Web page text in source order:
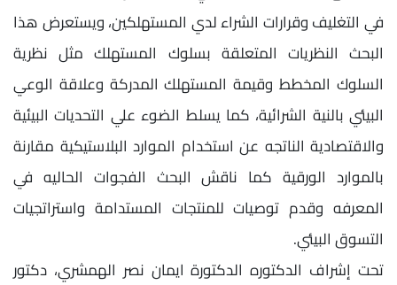
في التغليف وقرارات الشراء لدي المستهلكين، ويستعرض هذا
البحث النظريات المتعلقة بسلوك المستهلك مثل نظرية
السلوك المخطط وقيمة المستهلك المدركة وعلاقة الوعي
البيئي بالنية الشرائية، كما يسلط الضوء علي التحديات البيئية
والاقتصادية الناتجه عن استخدام الموارد البلاستيكية مقارنة
بالموارد الورقية كما ناقش البحث الفجوات الحاليه في
المعرفه وقدم توصيات للمنتجات المستدامة واستراتجيات
التسوق البيئي.
تحت إشراف الدكتوره الدكتورة ايمان نصر الهمشري، دكتور